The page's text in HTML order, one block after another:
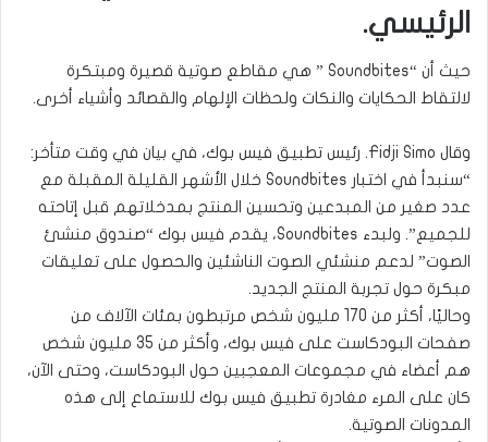
الرئيسي.
حيث أن “Soundbites ” هي مقاطع صوتية قصيرة ومبتكرة
لالتقاط الحكايات والنكات ولحظات الإلهام والقصائد وأشياء أخرى.
وقال Fidji Simo. رئيس تطبيق فيس بوك، في بيان في وقت متأخر:
“سنبدأ في اختبار Soundbites خلال الأشهر القليلة المقبلة مع
عدد صغير من المبدعين وتحسين المنتج بمدخلاتهم قبل إتاحته
للجميع”. ولبدء Soundbites، يقدم فيس بوك “صندوق منشئ
الصوت” لدعم منشئي الصوت الناشئين والحصول على تعليقات
مبكرة حول تجربة المنتج الجديد.
وحاليًا، أكثر من 170 مليون شخص مرتبطون بمئات الآلاف من
صفحات البودكاست على فيس بوك، وأكثر من 35 مليون شخص
هم أعضاء في مجموعات المعجبين حول البودكاست، وحتى الآن،
كان على المرء مغادرة تطبيق فيس بوك للاستماع إلى هذه
المدونات الصوتية.